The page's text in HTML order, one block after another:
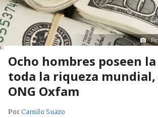
Ocho hombres poseen
toda la riqueza mundial,
ONG Oxfam
PorCamilo Suazo